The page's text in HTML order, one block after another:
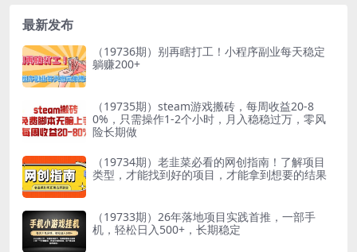
最新发布
（19736期）别再瞎打工！小程序副业每天稳定
躺赚200+
（19735期）steam游戏搬砖，每周收益20-8
0%，只需操作1-2个小时，月入稳稳过万，零风
险长期做
（19734期）老韭菜必看的网创指南！了解项目
类型，才能找到好的项目，才能拿到想要的结果
（19733期）26年落地项目实践首推，一部手
机，轻松日入500+，长期稳定